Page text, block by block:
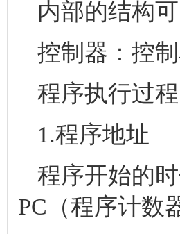
内部的结构
控制器：控
程序执行过程
1.程序地址
程序开始的
PC（程序计数